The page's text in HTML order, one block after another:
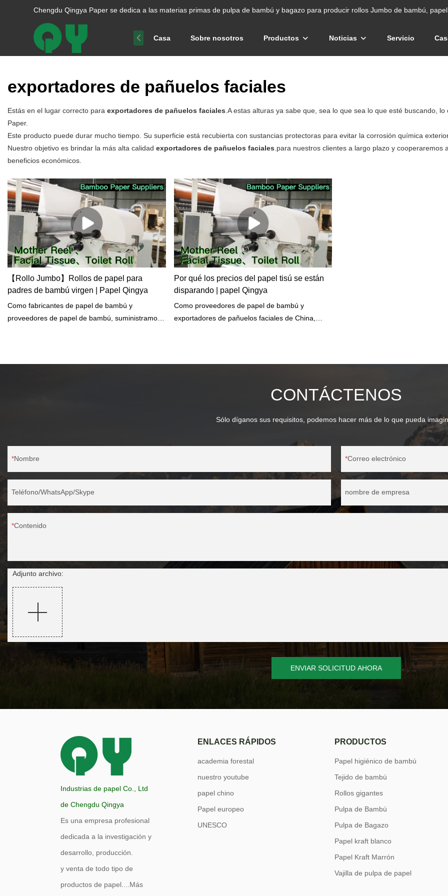
Chengdu Qingya Paper se dedica a las materias primas de pulpa de bambú y bagazo para producir rollos Jumbo de bambú,
Casa Sobre nosotros Productos Noticias Servicio
exportadores de pañuelos faciales
Estás en el lugar correcto para exportadores de pañuelos faciales.A estas alturas ya sabe que, sea lo que sea lo que esté buscando,
Paper.
Este producto puede durar mucho tiempo. Su superficie está recubierta con sustancias protectoras para evitar la corrosión química
Nuestro objetivo es brindar la más alta calidad exportadores de pañuelos faciales.para nuestros clientes a largo plazo y
beneficios económicos.
【Rollo Jumbo】Rollos de papel para
padres de bambú virgen | Papel Qingya
Como fabricantes de papel de bambú y
proveedores de papel de bambú, suministramos
Por qué los precios del papel tisú se están
disparando | papel Qingya
Como proveedores de papel de bambú y
exportadores de pañuelos faciales de China,
energía, la guerra entre Rusia y Ucrania.CONTÁCTENOS
Sólo díganos sus requisitos, podemos hacer más de lo que pueda
Nombre Correo electrónico
Teléfono/WhatsApp/Skype nombre de empresa
Contenido
Adjunto archivo:
ENVIAR SOLICITUD AHORA
Industrias de papel Co., Ltd
de Chengdu Qingya
Es una empresa profesional
dedicada a la investigación y
desarrollo, producción.
y venta de todo tipo de
productos de papel.... Más
ENLACES RÁPIDOS
academia forestal
nuestro youtube
papel chino
Papel europeo
UNESCO
PRODUCTOS
Papel higiénico de bambú
Tejido de bambú
Rollos gigantes
Pulpa de Bambú
Pulpa de Bagazo
Papel kraft blanco
Papel Kraft Marrón
Vajilla de pulpa de papel